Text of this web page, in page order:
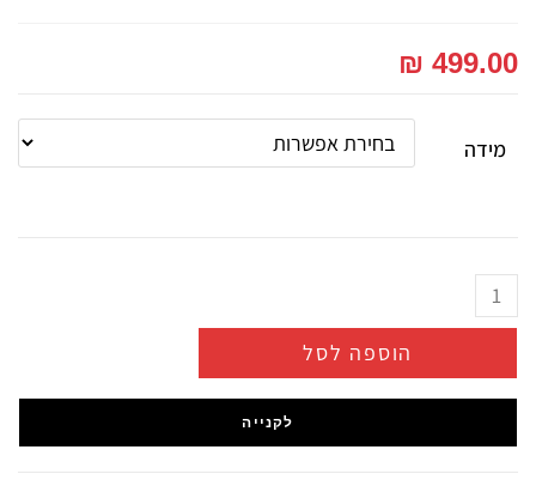
₪ 499.00
מידה
הוספה לסל
לקנייה